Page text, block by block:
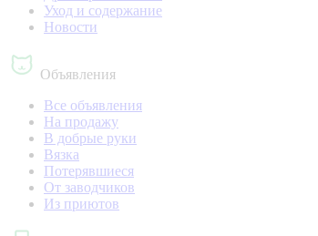
Уход и содержание
Новости
Объявления
Все объявления
На продажу
В добрые руки
Вязка
Потерявшиеся
От заводчиков
Из приютов